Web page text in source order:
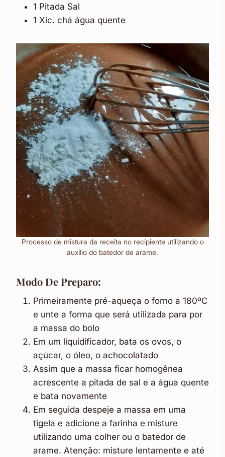
1 Pitada Sal
1 Xic. chá água quente
Processo de mistura da receita no recipiente utilizando o
auxílio do batedor de arame.
Modo De Preparo:
Primeiramente pré-aqueça o forno a 180ºC
e unte a forma que será utilizada para por
a massa do bolo
Em um liquidificador, bata os ovos, o
açúcar, o óleo, o achocolatado
Assim que a massa ficar homogênea
acrescente a pitada de sal e a água quente
e bata novamente
Em seguida despeje a massa em uma
tigela e adicione a farinha e misture
utilizando uma colher ou o batedor de
arame. Atenção: misture lentamente e até